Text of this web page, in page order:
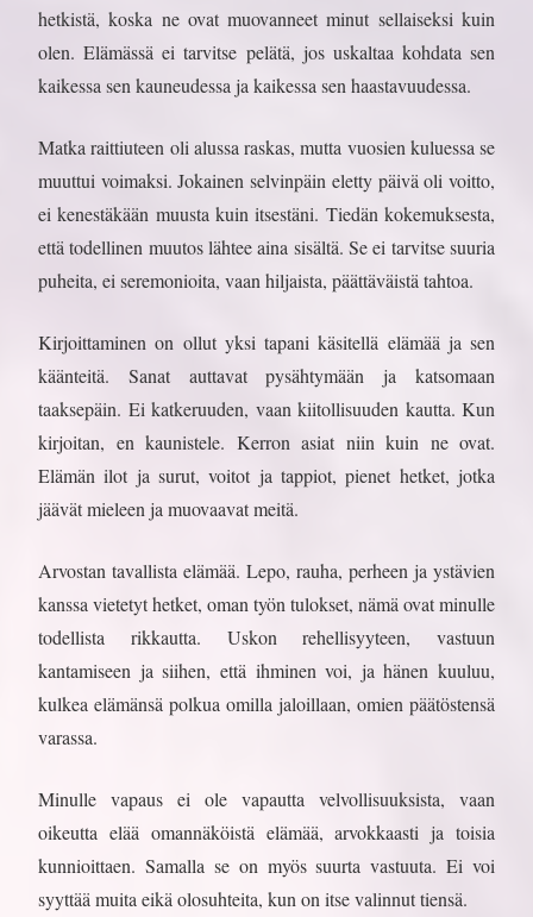
hetkistä, koska ne ovat muovanneet minut sellaiseksi kuin
olen. Elämässä ei tarvitse pelätä, jos uskaltaa kohdata sen
kaikessa sen kauneudessa ja kaikessa sen haastavuudessa.
Matka raittiuteen oli alussa raskas, mutta vuosien kuluessa se
muuttui voimaksi. Jokainen selvinpäin eletty päivä oli voitto,
ei kenestäkään muusta kuin itsestäni. Tiedän kokemuksesta,
että todellinen muutos lähtee aina sisältä. Se ei tarvitse suuria
puheita, ei seremonioita, vaan hiljaista, päättäväistä tahtoa.
Kirjoittaminen on ollut yksi tapani käsitellä elämää ja sen
käänteitä. Sanat auttavat pysähtymään ja katsomaan
taaksepäin. Ei katkeruuden, vaan kiitollisuuden kautta. Kun
kirjoitan, en kaunistele. Kerron asiat niin kuin ne ovat.
Elämän ilot ja surut, voitot ja tappiot, pienet hetket, jotka
jäävät mieleen ja muovaavat meitä.
Arvostan tavallista elämää. Lepo, rauha, perheen ja ystävien
kanssa vietetyt hetket, oman työn tulokset, nämä ovat minulle
todellista rikkautta. Uskon rehellisyyteen, vastuun
kantamiseen ja siihen, että ihminen voi, ja hänen kuuluu,
kulkea elämänsä polkua omilla jaloillaan, omien päätöstensä
varassa.
Minulle vapaus ei ole vapautta velvollisuuksista, vaan
oikeutta elää omannäköistä elämää, arvokkaasti ja toisia
kunnioittaen. Samalla se on myös suurta vastuuta. Ei voi
syyttää muita eikä olosuhteita, kun on itse valinnut tiensä.